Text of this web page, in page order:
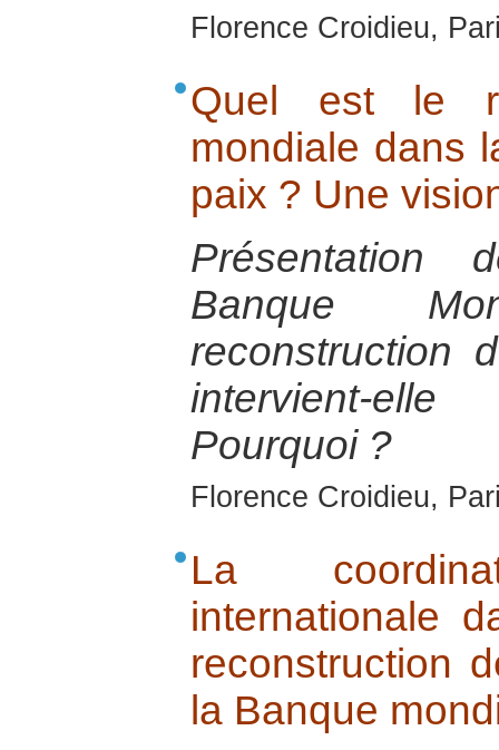
Florence Croidieu,
Quel est le
mondiale dans
paix ? Une
Banque
reconstruction
intervient-
Pourquoi ?
Florence Croidieu,
La
internationale
reconstruction
la Banque